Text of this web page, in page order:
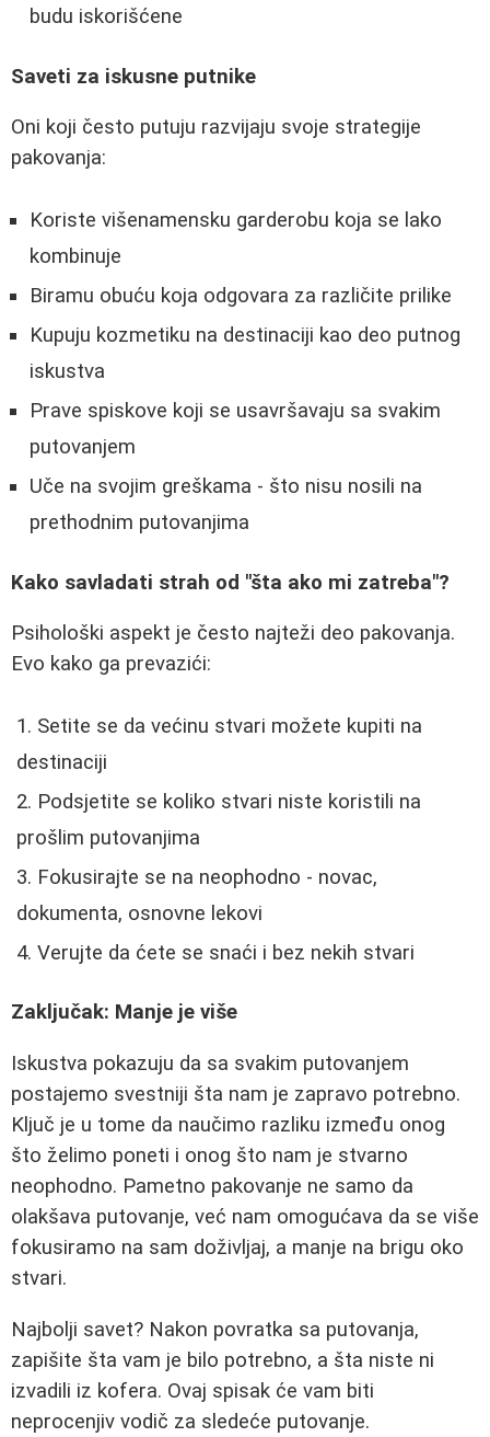
budu iskorišćene
Saveti za iskusne putnike
Oni koji često putuju razvijaju svoje strategije
pakovanja:
Koriste višenamensku garderobu koja se lako
kombinuje
Biramu obuću koja odgovara za različite prilike
Kupuju kozmetiku na destinaciji kao deo putnog
iskustva
Prave spiskove koji se usavršavaju sa svakim
putovanjem
Uče na svojim greškama - što nisu nosili na
prethodnim putovanjima
Kako savladati strah od "šta ako mi zatreba"?
Psihološki aspekt je često najteži deo pakovanja.
Evo kako ga prevazići:
Setite se da većinu stvari možete kupiti na
destinaciji
Podsjetite se koliko stvari niste koristili na
prošlim putovanjima
Fokusirajte se na neophodno - novac,
dokumenta, osnovne lekovi
Verujte da ćete se snaći i bez nekih stvari
Zaključak: Manje je više
Iskustva pokazuju da sa svakim putovanjem
postajemo svestniji šta nam je zapravo potrebno.
Ključ je u tome da naučimo razliku između onog
što želimo poneti i onog što nam je stvarno
neophodno. Pametno pakovanje ne samo da
olakšava putovanje, već nam omogućava da se više
fokusiramo na sam doživljaj, a manje na brigu oko
stvari.
Najbolji savet? Nakon povratka sa putovanja,
zapišite šta vam je bilo potrebno, a šta niste ni
izvadili iz kofera. Ovaj spisak će vam biti
neprocenjiv vodič za sledeće putovanje.